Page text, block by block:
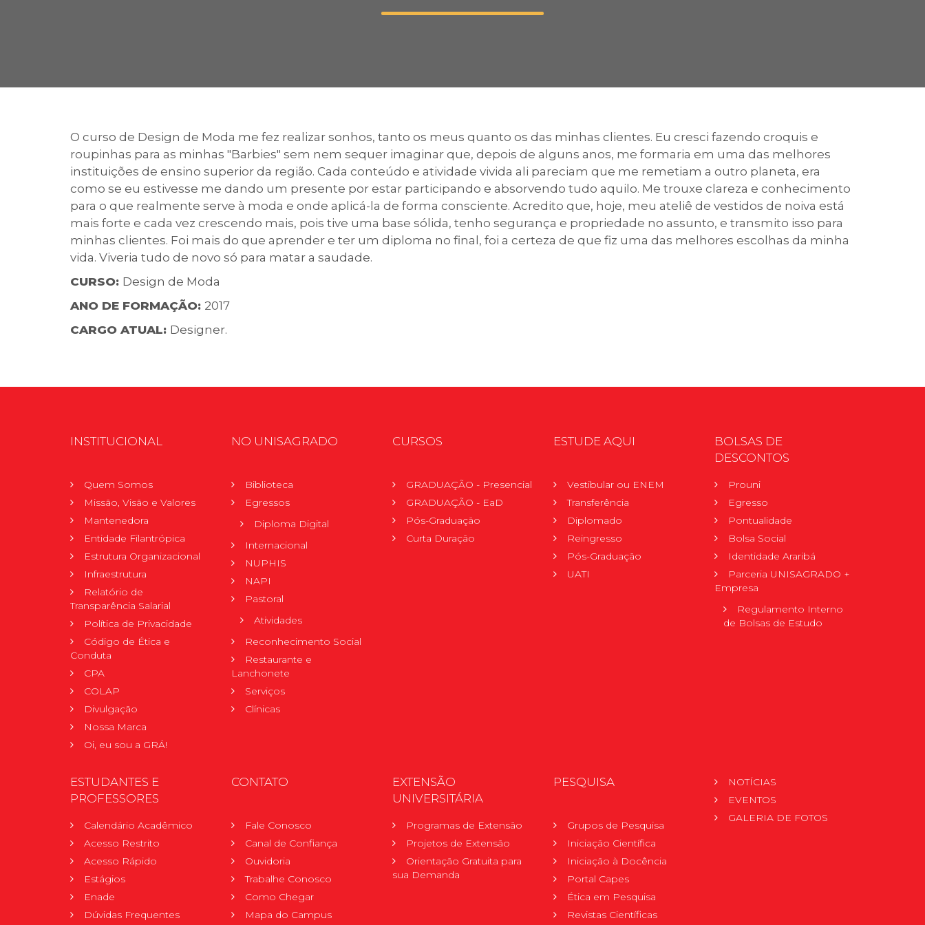
Reingresso UATI
O curso de Design de Moda me fez realizar sonhos, tanto os meus quanto os das minhas clientes. Eu cresci fazendo croquis e
roupinhas para as minhas "Barbies" sem nem sequer imaginar que, depois de alguns anos, me formaria em uma das melhores
instituições de ensino superior da região. Cada conteúdo e atividade vivida ali pareciam que me remetiam a outro planeta, era
como se eu estivesse me dando um presente por estar participando e absorvendo tudo aquilo. Me trouxe clareza e conhecimento
para o que realmente serve à moda e onde aplicá-la de forma consciente. Acredito que, hoje, meu ateliê de vestidos de noiva está
mais forte e cada vez crescendo mais, pois tive uma base sólida, tenho segurança e propriedade no assunto, e transmito isso para
minhas clientes. Foi mais do que aprender e ter um diploma no final, foi a certeza de que fiz uma das melhores escolhas da minha
vida. Viveria tudo de novo só para matar a saudade.
CURSO: Design de Moda
ANO DE FORMAÇÃO: 2017
CARGO ATUAL: Designer.
INSTITUCIONAL
Quem Somos
Missão, Visão e Valores
Mantenedora
Entidade Filantrópica
Estrutura Organizacional
Infraestrutura
Relatório de
Transparência Salarial
Política de Privacidade
Código de Ética e
Conduta
CPA
COLAP
Divulgação
Nossa Marca
Oi, eu sou a GRÁ!
NO UNISAGRADO
Biblioteca
Egressos
Diploma Digital
Internacional
NUPHIS
NAPI
Pastoral
Atividades
Reconhecimento Social
Restaurante e
Lanchonete
Serviços
Clínicas
CURSOS
GRADUAÇÃO - Presencial
GRADUAÇÃO - EaD
Pós-Graduação
Curta Duração
ESTUDE AQUI
Vestibular ou ENEM
Transferência
Diplomado
Reingresso
Pós-Graduação
UATI
BOLSAS DE
DESCONTOS
Prouni
Egresso
Pontualidade
Bolsa Social
Identidade Araribá
Parceria UNISAGRADO +
Empresa
Regulamento Interno
de Bolsas de Estudo
ESTUDANTES E
PROFESSORES
Calendário Acadêmico
Acesso Restrito
Acesso Rápido
Estágios
Enade
Dúvidas Frequentes
CONTATO
Fale Conosco
Canal de Confiança
Ouvidoria
Trabalhe Conosco
Como Chegar
Mapa do Campus
EXTENSÃO
UNIVERSITÁRIA
Programas de Extensão
Projetos de Extensão
Orientação Gratuita para
sua Demanda
PESQUISA
Grupos de Pesquisa
Iniciação Científica
Iniciação à Docência
Portal Capes
Ética em Pesquisa
Revistas Científicas
NOTÍCIAS
EVENTOS
GALERIA DE FOTOS